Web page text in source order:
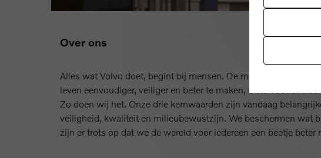
Over ons
Alles wat Volvo doet, begint bij mensen. De missie van Volvo
leven eenvoudiger, veiliger en beter te maken, dit is voor ons
Zo doen wij het. Onze drie kernwaarden zijn vandaag
veiligheid, kwaliteit en milieubewustzijn. We beschermen wat
zijn er trots op dat we de wereld voor iedereen een beetje beter